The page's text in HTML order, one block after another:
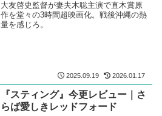
大友啓史監督が妻夫木聡主演で直木賞原
作を堂々の3時間超映画化。戦後沖縄の熱
量を感じろ。
2025.09.19 2026.01.17
『スティング』今更レビュー｜さ
らば愛しきレッドフォード